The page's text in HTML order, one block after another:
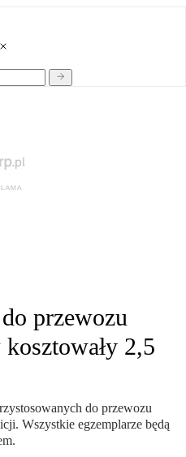
przewozu
2,5
do przewozu
Wszystkie egzemplarze będą